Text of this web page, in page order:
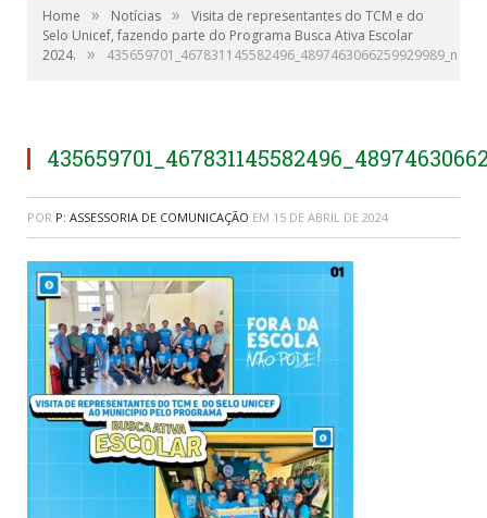
Home » Notícias »
Visita de representantes do TCM e do
Selo Unicef, fazendo parte do Programa Busca Ativa Escolar
2024.
» 435659701_467831145582496_4897463066259929989_n
POR P: ASSESSORIA DE COMUNICAÇÃO EM 15 DE ABRIL DE 2024